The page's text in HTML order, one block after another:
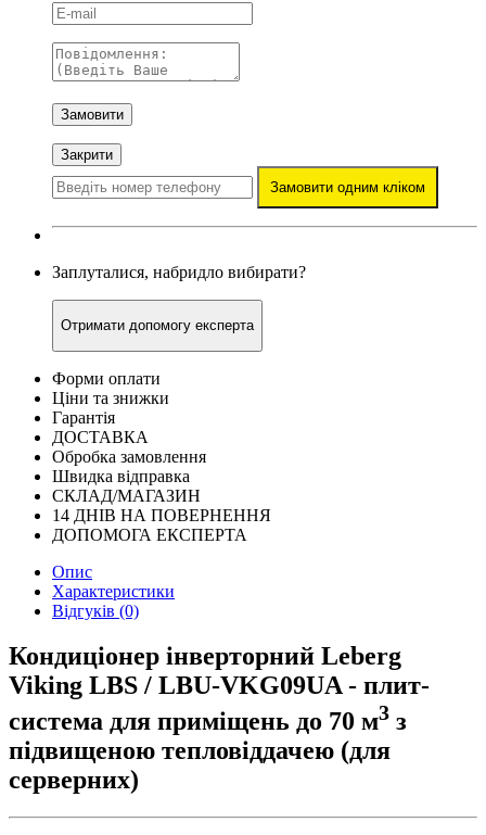
Замовити
Закрити
Замовити одним кліком
Заплуталися, набридло вибирати?
Отримати допомогу експерта
Форми оплати
Ціни та знижки
Гарантія
ДОСТАВКА
Обробка замовлення
Швидка відправка
СКЛАД/МАГАЗИН
14 ДНІВ НА ПОВЕРНЕННЯ
ДОПОМОГА ЕКСПЕРТА
Опис
Характеристики
Відгуків (0)
Кондиціонер інверторний Leberg
Viking LBS / LBU-VKG09UA - плит-
система для приміщень до 70 м3 з
підвищеною тепловіддачею (для
серверних)